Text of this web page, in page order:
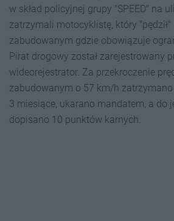
w skład policyjnej grupy "SPEED" na
zatrzymali motocyklistę, który
zabudowanym gdzie obowiązuje
Pirat drogowy został zarejestrowany
wideorejestrator. Za przekroczenie
zabudowanym o 57 km/h
3 miesiące, ukarano mandatem, a do
dopisano 10 punktów karnych.